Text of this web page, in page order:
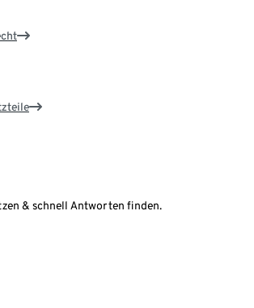
& schnell Antworten finden.